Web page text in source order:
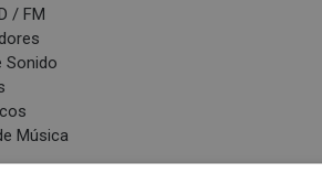
/ FM
Sonido
Música